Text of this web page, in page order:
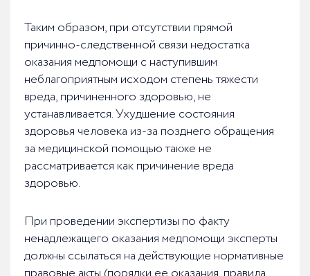
Таким образом, при отсутствии прямой
причинно-следственной связи недостатка
оказания медпомощи с наступившим
неблагоприятным исходом степень тяжести
вреда, причиненного здоровью, не
устанавливается. Ухудшение состояния
здоровья человека из-за позднего обращения
за медицинской помощью также не
рассматривается как причинение вреда
здоровью.
При проведении экспертизы по факту
ненадлежащего оказания медпомощи эксперты
должны ссылаться на действующие нормативные